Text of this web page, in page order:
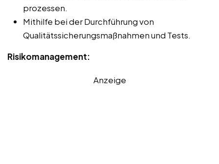
prozessen.
Mithilfe bei der Durchführung von
Qualitätssicherungsmaßnahmen und Tests.
Risikomanagement:
Anzeige